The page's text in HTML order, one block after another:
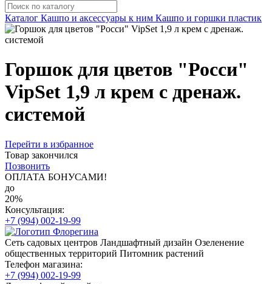
Каталог Кашпо и аксессуары к ним Кашпо и горшки пластик
Горшок для цветов "Росси"
VipSet 1,9 л крем с дренаж.
системой
Перейти в избранное
Товар закончился
Позвонить
ОПЛАТА БОНУСАМИ!
до
20%
Консультация:
+7 (994) 002-19-99
Сеть садовых центров Ландшафтный дизайн Озеленение
общественных территорий Питомник растений
Телефон магазина:
+7 (994) 002-19-99